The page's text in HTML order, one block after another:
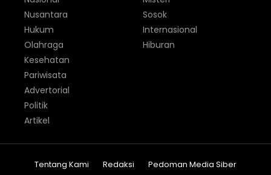
Nusantara
Hukum
Olahraga
Sosok
Internasional
Hiburan
Kesehatan
Pariwisata
Advertorial
Politik
Artikel
Tentang Kami Redaksi
Pedoman Media Siber